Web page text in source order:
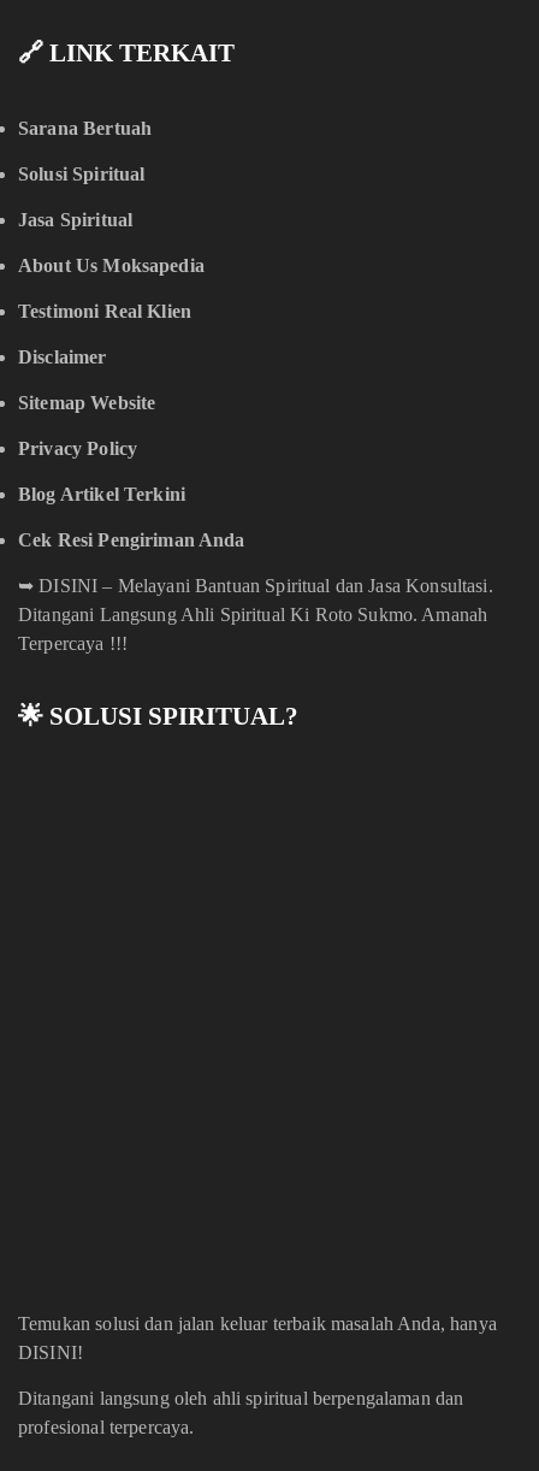
🔗 LINK TERKAIT
Sarana Bertuah
Solusi Spiritual
Jasa Spiritual
About Us Moksapedia
Testimoni Real Klien
Disclaimer
Sitemap Website
Privacy Policy
Blog Artikel Terkini
Cek Resi Pengiriman Anda
➥ DISINI – Melayani Bantuan Spiritual dan Jasa Konsultasi.
Ditangani Langsung Ahli Spiritual Ki Roto Sukmo. Amanah
Terpercaya !!!
🌟 SOLUSI SPIRITUAL?
Temukan solusi dan jalan keluar terbaik masalah Anda, hanya
DISINI!
Ditangani langsung oleh ahli spiritual berpengalaman dan
profesional terpercaya.